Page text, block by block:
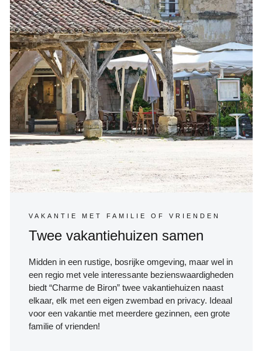
VAKANTIE MET FAMILIE OF VRIENDEN
Twee vakantiehuizen samen
Midden in een rustige, bosrijke omgeving, maar wel in
een regio met vele interessante bezienswaardigheden
biedt “Charme de Biron” twee vakantiehuizen naast
elkaar, elk met een eigen zwembad en privacy. Ideaal
voor een vakantie met meerdere gezinnen, een grote
familie of vrienden!